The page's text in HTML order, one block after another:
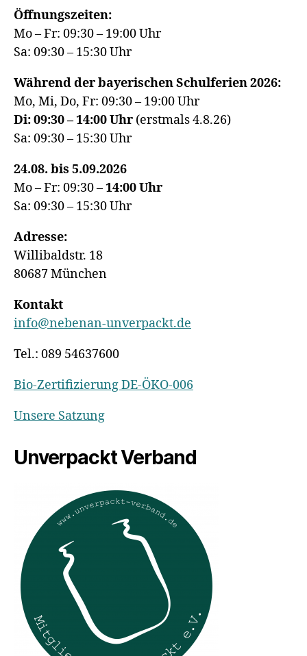
Öffnungszeiten:
Mo – Fr: 09:30 – 19:00 Uhr
Sa: 09:30 – 15:30 Uhr
Während der bayerischen Schulferien 2026:
Mo, Mi, Do, Fr: 09:30 – 19:00 Uhr
Di: 09:30 – 14:00 Uhr (erstmals 4.8.26)
Sa: 09:30 – 15:30 Uhr
24.08. bis 5.09.2026
Mo – Fr: 09:30 –14:00Uhr
Sa: 09:30 – 15:30 Uhr
Adresse:
Willibaldstr. 18
80687 München
Kontakt
info@nebenan-unverpackt.de
Tel.: 089 54637600
Bio-Zertifizierung DE-ÖKO-006
Unsere Satzung
Unverpackt Verband